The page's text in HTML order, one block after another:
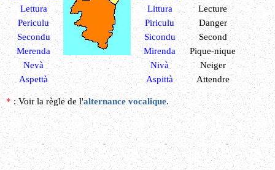
Lettura
Littura
Lecture
Periculu
Piriculu
Danger
Secondu
Sicondu
Second
Merenda
Mirenda
Pique-nique
Nevà
Nivà
Neiger
Aspettà
Aspittà Attendre
*: Voir la règle de l'alternance vocalique.